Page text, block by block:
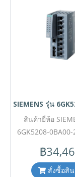
ฝ่ายขายเพื่ออัพเ
ระบบรักษาความปล
ข่ายขั้นสูงที่รองรับก
(IPsec,
Firewall
ขอราคาพิเศษส
โครงการติดต่อ
879-9917
จะมีการเปลี่ยนแปล
ให้ทราบล่วงหน้า
SIEMENS รุ่น
สินค้ายี่ห้อ
6GK5208-0BA00-
อุตสาหกรรม
Layer 2 IE
฿
สั่งซื้อสิ